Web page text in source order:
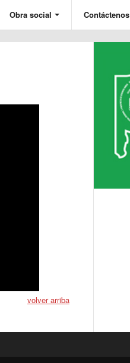
Obra social Contáctenos
volver arriba